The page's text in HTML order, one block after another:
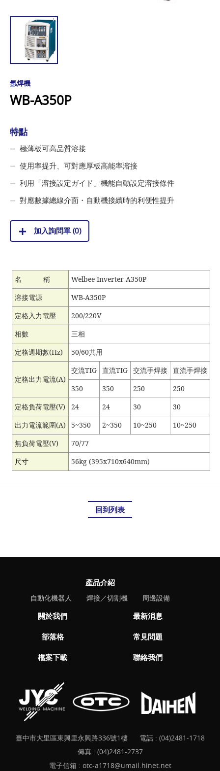
氬焊機
WB-A350P
特點
極薄板可高品質溶接
使用率提升、可對應厚板高能率溶接
利用「溶接設定ガイド」機能自動設定溶接條件
對應數據總線介面・自動機接續時的利便性提升
加入詢問單 (0)
名 稱
Welbee Inverter A350P
溶接電源
WB-A350P
定格入力電壓
200/220V
相數
三相
定格週期數(Hz)
50/60共用
定格出力電流(A)
交流TIG 直流TIG 交流手焊接 直流手焊接
350
350 250
250
定格負荷電壓(V)
24 24 30
30
出力電流範圍(A)
5~350 2~350 10~250
10~250
無負荷電壓(V)
70/77
尺寸
56kg (395x710x640mm)
回到列表
產品介紹
自動化機器人 焊接／切割機 周邊設備
關於我們 最新消息
部落格 常見問題
檔案下載 聯絡我們
臺中市大里區東興里永興路336號1樓 電話 : (04)2481-1718
傳真 : (04)2481-2737
電子信箱 : otc-a1718@umail.hinet.net